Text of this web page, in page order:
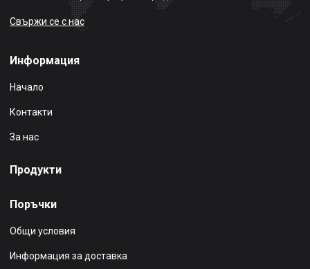
Свържи се с нас
Информация
Начало
Контакти
За нас
Продукти
Поръчки
Общи условия
Информация за доставка